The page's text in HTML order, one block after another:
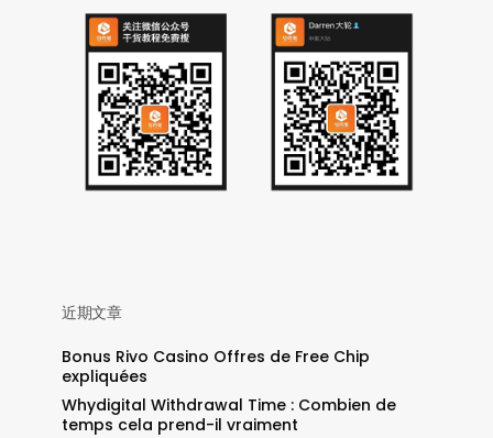
近期文章
Bonus Rivo Casino Offres de Free Chip
expliquées
Whydigital Withdrawal Time : Combien de
temps cela prend-il vraiment